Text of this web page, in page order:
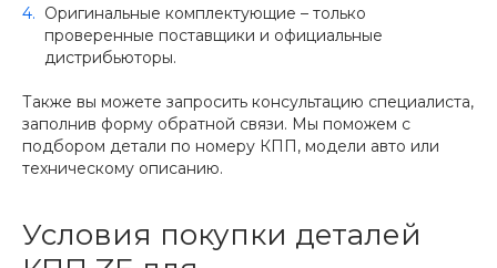
Оригинальные комплектующие – только
проверенные поставщики и официальные
дистрибьюторы.
Также вы можете запросить консультацию специалиста,
заполнив форму обратной связи. Мы поможем с
подбором детали по номеру КПП, модели авто или
техническому описанию.
Условия покупки деталей